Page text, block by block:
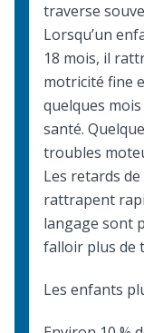
traverse
Lorsqu’un
18 mois, il
motricité fine
quelques
santé.
troubles
Les retards
rattrapent
langage sont
falloir plus de
Les enfants